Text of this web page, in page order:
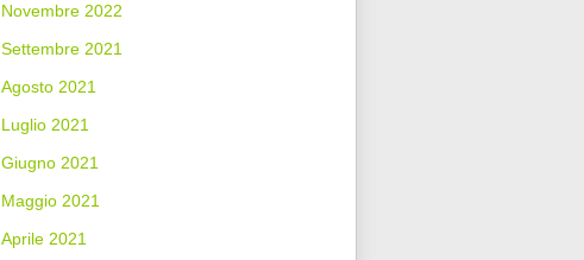
Novembre 2022
Settembre 2021
Agosto 2021
Luglio 2021
Giugno 2021
Maggio 2021
Aprile 2021